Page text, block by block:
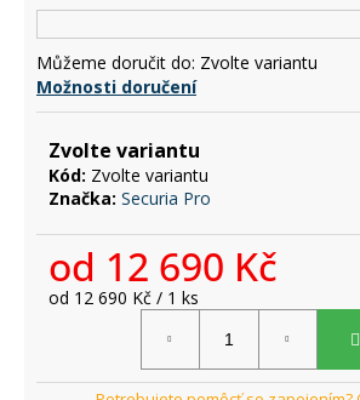
Můžeme doručit do: Zvolte variantu
Možnosti doručení
Zvolte variantu
Kód: Zvolte variantu
Značka: Securia Pro
od 12 690 Kč
Měrná
od 12 690 Kč / 1 ks
u
e
m